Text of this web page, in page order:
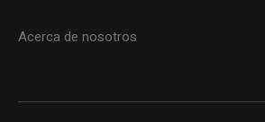
Acerca de nosotros